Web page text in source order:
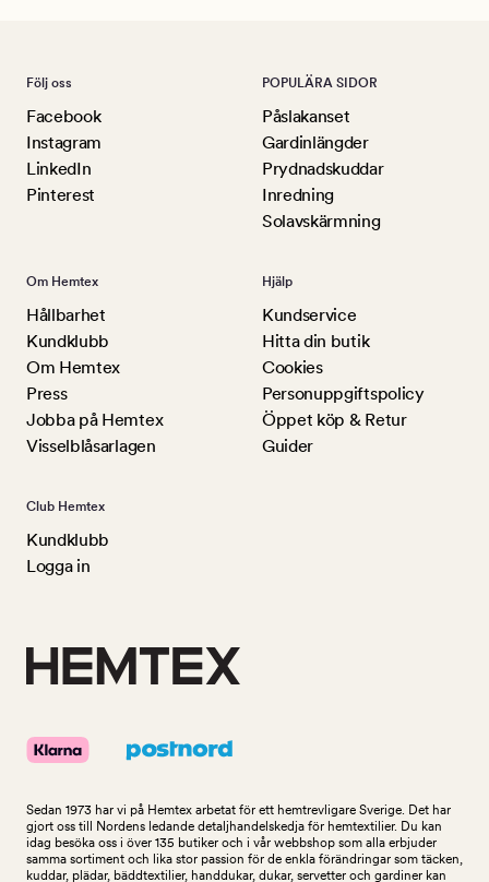
Följ oss
Facebook
Instagram
LinkedIn
Pinterest
POPULÄRA SIDOR
Påslakanset
Gardinlängder
Prydnadskuddar
Inredning
Solavskärmning
Om Hemtex
Hållbarhet
Kundklubb
Om Hemtex
Press
Jobba på Hemtex
Visselblåsarlagen
Hjälp
Kundservice
Hitta din butik
Cookies
Personuppgiftspolicy
Öppet köp & Retur
Guider
Club Hemtex
Kundklubb
Logga in
Sedan 1973 har vi på Hemtex arbetat för ett hemtrevligare Sverige. Det har
gjort oss till Nordens ledande detaljhandelskedja för hemtextilier. Du kan
idag besöka oss i över 135 butiker och i vår webbshop som alla erbjuder
samma sortiment och lika stor passion för de enkla förändringar som täcken,
kuddar, plädar, bäddtextilier, handdukar, dukar, servetter och gardiner kan